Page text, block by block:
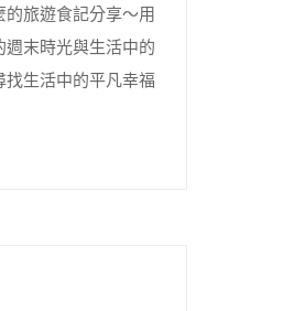
旅遊食記分享～用
週末時光與生活中的
生活中的平凡幸福